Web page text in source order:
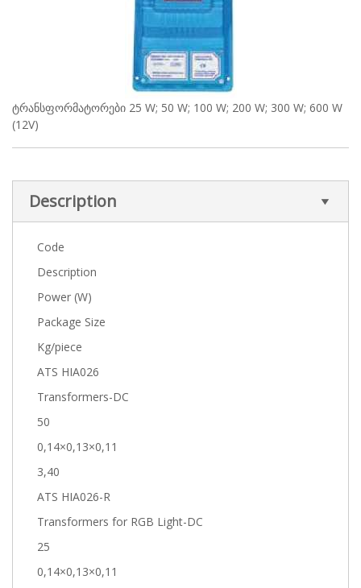
ტრანსფორმატორები 25 W; 50 W; 100 W; 200 W; 300 W; 600 W
(12V)
Description
Code
Description
Power (W)
Package Size
Kg/piece
ATS HIA026
Transformers-DC
50
0,14×0,13×0,11
3,40
ATS HIA026-R
Transformers for RGB Light-DC
25
0,14×0,13×0,11